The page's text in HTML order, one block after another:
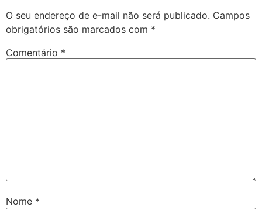
O seu endereço de e-mail não será publicado. Campos
obrigatórios são marcados com *
Comentário *
Nome *